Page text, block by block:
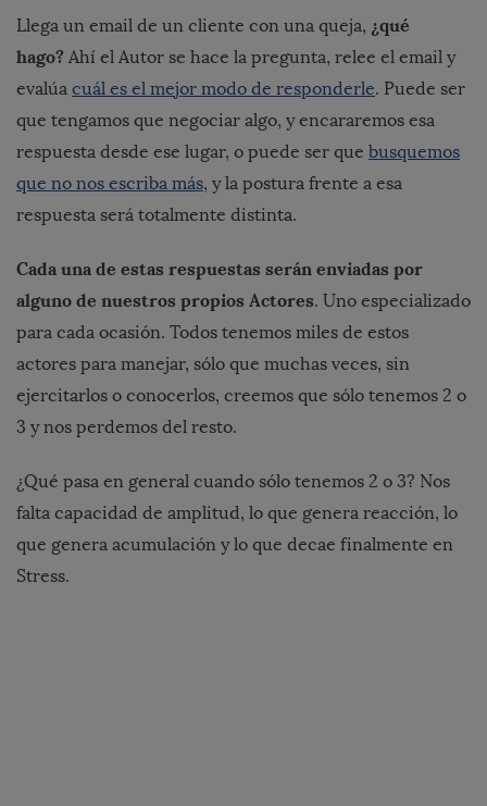
Llega un email de un cliente con una queja, ¿qué
hago? Ahí el Autor se hace la pregunta, relee el email y
evalúa cuál es el mejor modo de responderle. Puede ser
que tengamos que negociar algo, y encararemos esa
respuesta desde ese lugar, o puede ser que busquemos
que no nos escriba más, y la postura frente a esa
respuesta será totalmente distinta.
Cada una de estas respuestas serán enviadas por
alguno de nuestros propios Actores. Uno especializado
para cada ocasión. Todos tenemos miles de estos
actores para manejar, sólo que muchas veces, sin
ejercitarlos o conocerlos, creemos que sólo tenemos 2 o
3 y nos perdemos del resto.
¿Qué pasa en general cuando sólo tenemos 2 o 3? Nos
falta capacidad de amplitud, lo que genera reacción, lo
que genera acumulación y lo que decae finalmente en
Stress.